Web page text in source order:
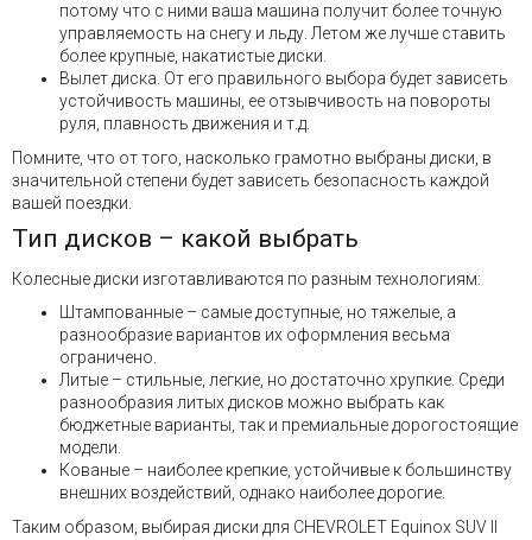
потому что с ними ваша машина получит более точную
управляемость на снегу и льду. Летом же лучше ставить
более крупные, накатистые диски.
Вылет диска. От его правильного выбора будет зависеть
устойчивость машины, ее отзывчивость на повороты
руля, плавность движения и т.д.
Помните, что от того, насколько грамотно выбраны диски, в
значительной степени будет зависеть безопасность каждой
вашей поездки.
Тип дисков – какой выбрать
Колесные диски изготавливаются по разным технологиям:
Штампованные – самые доступные, но тяжелые, а
разнообразие вариантов их оформления весьма
ограничено.
Литые – стильные, легкие, но достаточно хрупкие. Среди
разнообразия литых дисков можно выбрать как
бюджетные варианты, так и премиальные дорогостоящие
модели.
Кованые – наиболее крепкие, устойчивые к большинству
внешних воздействий, однако наиболее дорогие.
Таким образом, выбирая диски для CHEVROLET Equinox SUV II